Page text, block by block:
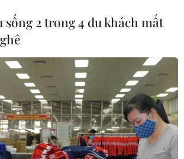
sống 2 trong 4 du khách mất